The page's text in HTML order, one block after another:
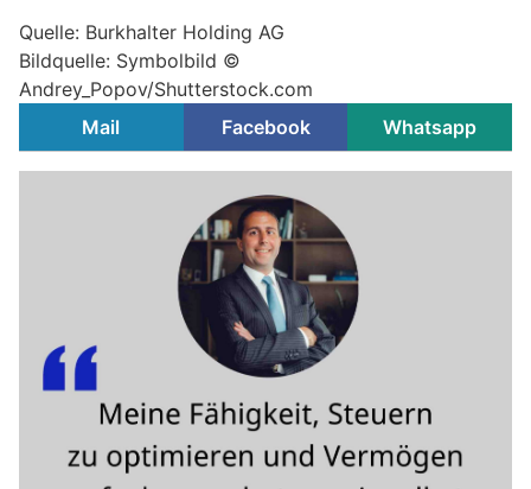
Quelle: Burkhalter Holding AG
Bildquelle: Symbolbild ©
Andrey_Popov/Shutterstock.com
Mail
Facebook Whatsapp